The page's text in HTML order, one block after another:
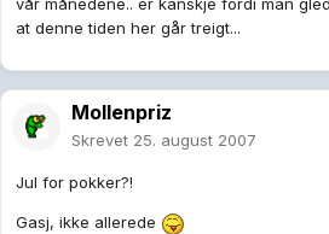
vår månedene.. er kanskje fordi man
at denne tiden her går treigt...
Mollenpriz
Skrevet 25. august 2007
Jul for pokker?!
Gasj, ikke allerede